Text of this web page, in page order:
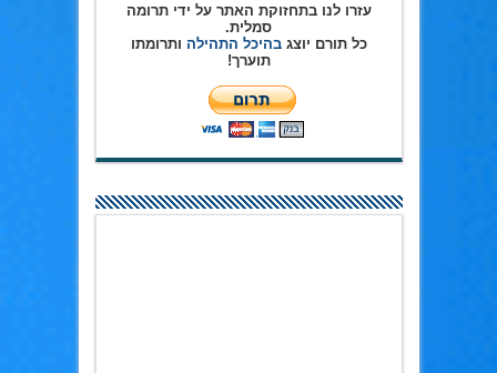
עזרו לנו בתחזוקת האתר על ידי תרומה
סמלית.
כל תורם יוצגבהיכל התהילה ותרומתו
תוערך!